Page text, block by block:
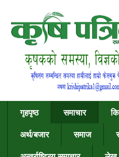
गृहपृष्ठ समाचार
अर्थ/बजार
समाज